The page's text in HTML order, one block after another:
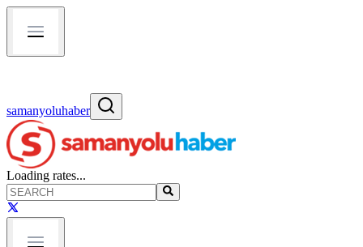
samanyoluhaber
Loading rates...